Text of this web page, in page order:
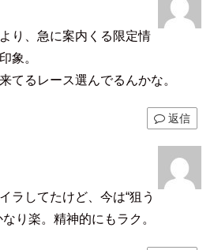
り、急に案内くる限定情
象。
てるレース選んでるんかな。
返信
ラしてたけど、今は“狙う
り楽。精神的にもラク。